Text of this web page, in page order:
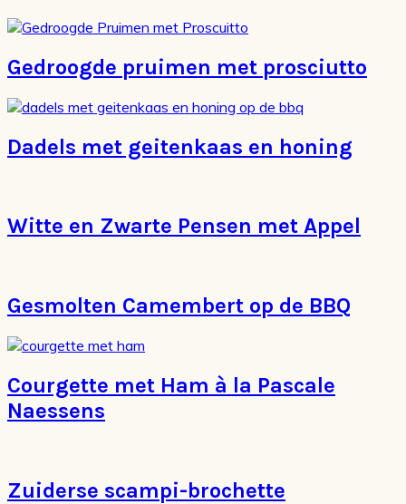
Gedroogde pruimen met prosciutto
Dadels met geitenkaas en honing
Witte en Zwarte Pensen met Appel
Gesmolten Camembert op de BBQ
Courgette met Ham à la Pascale
Naessens
Zuiderse scampi-brochette